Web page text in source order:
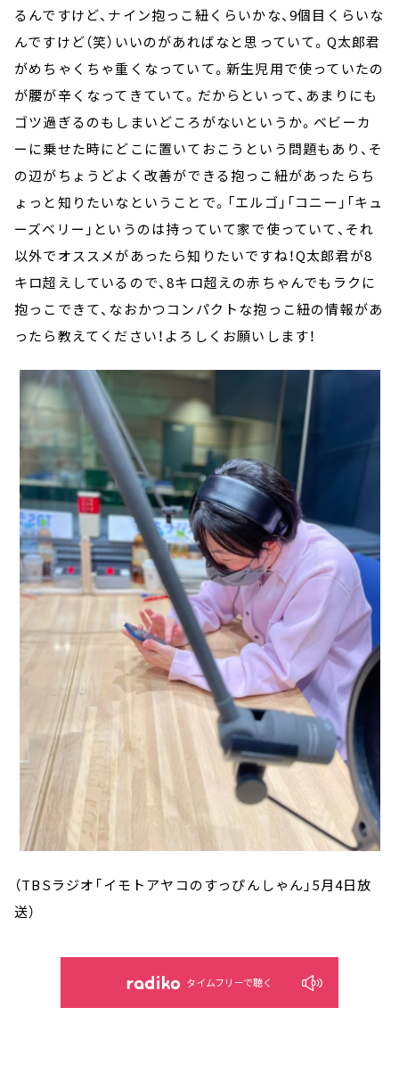
るんですけど、ナイン抱っこ紐くらいかな、9個目くらいな
んですけど（笑）いいのがあればなと思っていて。Q太郎君
がめちゃくちゃ重くなっていて。新生児用で使っていたの
が腰が辛くなってきていて。だからといって、あまりにも
ゴツ過ぎるのもしまいどころがないというか。ベビーカ
ーに乗せた時にどこに置いておこうという問題もあり、そ
の辺がちょうどよく改善ができる抱っこ紐があったらち
ょっと知りたいなということで。「エルゴ」「コニー」「キュ
ーズベリー」というのは持っていて家で使っていて、それ
以外でオススメがあったら知りたいですね！Q太郎君が8
キロ超えしているので、8キロ超えの赤ちゃんでもラクに
抱っこできて、なおかつコンパクトな抱っこ紐の情報があ
ったら教えてください！よろしくお願いします！
（TBSラジオ「イモトアヤコのすっぴんしゃん」5月4日放
送）
タイムフリーで聴く